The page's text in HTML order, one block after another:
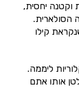
וקטנה יחסית,
הסולארית.
קילו
ליממה.
אותו אתם